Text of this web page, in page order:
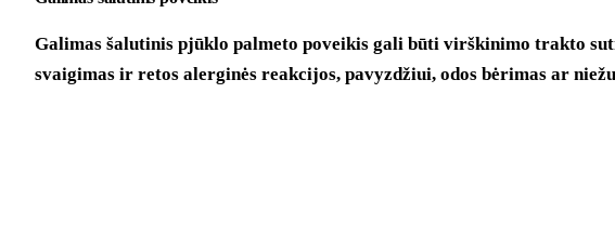
Galimas šalutinis pjūklo palmeto poveikis gali būti virškinimo trakto
svaigimas ir retos alerginės reakcijos, pavyzdžiui, odos bėrimas ar